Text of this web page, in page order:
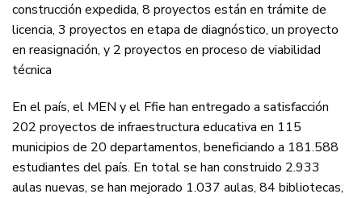
construcción expedida, 8 proyectos están en trámite de
licencia, 3 proyectos en etapa de diagnóstico, un proyecto
en reasignación, y 2 proyectos en proceso de viabilidad
técnica
En el país, el MEN y el Ffie han entregado a satisfacción
202 proyectos de infraestructura educativa en 115
municipios de 20 departamentos, beneficiando a 181.588
estudiantes del país. En total se han construido 2.933
aulas nuevas, se han mejorado 1.037 aulas, 84 bibliotecas,